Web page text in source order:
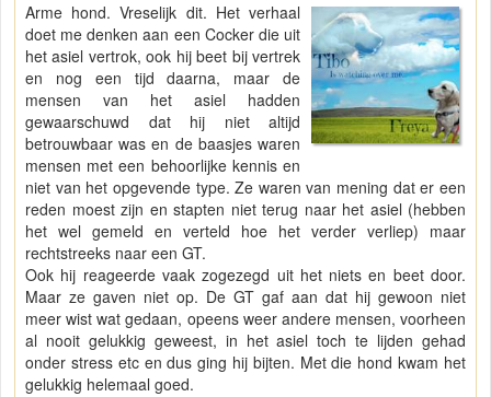
Arme hond. Vreselijk dit. Het verhaal
doet me denken aan een Cocker die uit
het asiel vertrok, ook hij beet bij vertrek
en nog een tijd daarna, maar de
mensen van het asiel hadden
gewaarschuwd dat hij niet altijd
betrouwbaar was en de baasjes waren
mensen met een behoorlijke kennis en
niet van het opgevende type. Ze waren van mening dat er een
reden moest zijn en stapten niet terug naar het asiel (hebben
het wel gemeld en verteld hoe het verder verliep) maar
rechtstreeks naar een GT.
Ook hij reageerde vaak zogezegd uit het niets en beet door.
Maar ze gaven niet op. De GT gaf aan dat hij gewoon niet
meer wist wat gedaan, opeens weer andere mensen, voorheen
al nooit gelukkig geweest, in het asiel toch te lijden gehad
onder stress etc en dus ging hij bijten. Met die hond kwam het
gelukkig helemaal goed.